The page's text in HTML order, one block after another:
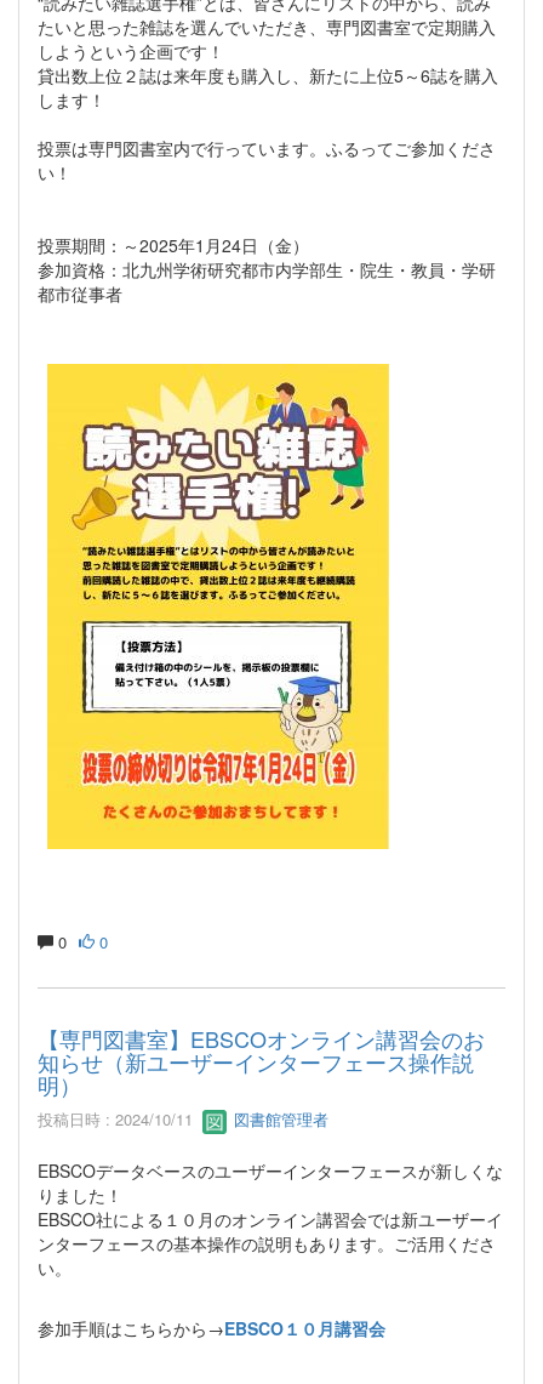
たいと思った雑誌を選んでいただき、専門図書室で定期購入
しようという企画です！
貸出数上位２誌は来年度も購入し、新たに上位5～6誌を購入
します！
投票は専門図書室内で行っています。ふるってご参加くださ
い！
投票期間：～2025年1月24日（金）
参加資格：北九州学術研究都市内学部生・院生・教員・学研
都市従事者
0 0
【専門図書室】EBSCOオンライン講習会のお
知らせ（新ユーザーインターフェース操作説
明）
投稿日時 : 2024/10/11 図書館管理者
EBSCOデータベースのユーザーインターフェースが新しくな
りました！
EBSCO社による１０月のオンライン講習会では新ユーザーイ
ンターフェースの基本操作の説明もあります。ご活用くださ
い。
参加手順はこちらから→EBSCO１０月講習会